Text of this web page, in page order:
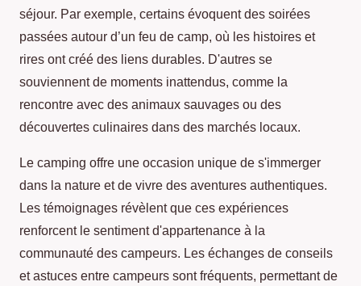
séjour. Par exemple, certains évoquent des soirées
passées autour d’un feu de camp, où les histoires et
rires ont créé des liens durables. D'autres se
souviennent de moments inattendus, comme la
rencontre avec des animaux sauvages ou des
découvertes culinaires dans des marchés locaux.
Le camping offre une occasion unique de s'immerger
dans la nature et de vivre des aventures authentiques.
Les témoignages révèlent que ces expériences
renforcent le sentiment d'appartenance à la
communauté des campeurs. Les échanges de conseils
et astuces entre campeurs sont fréquents, permettant de